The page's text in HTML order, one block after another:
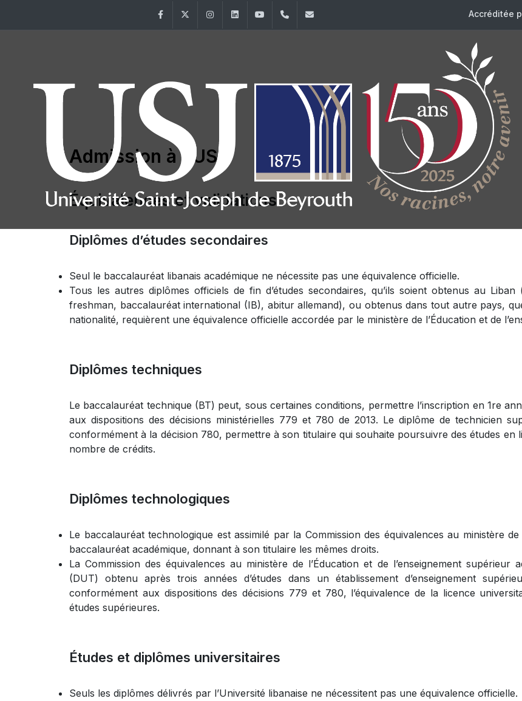
FacebookTwitter InstagramLinkedInYouTube+961 (1) 421 000 Accréditée
Admission à l'USJ
Équivalences et validations
Diplômes d’études secondaires
Seul le baccalauréat libanais académique ne nécessite pas une équivalence officielle.
Tous les autres diplômes officiels de fin d’études secondaires, qu’ils soient obtenus au
freshman, baccalauréat international (IB), abitur allemand), ou obtenus dans tout autre pays,
nationalité, requièrent une équivalence officielle accordée par le ministère de l’Éducation et de
Diplômes techniques
Le baccalauréat technique (BT) peut, sous certaines conditions, permettre l’inscription en 1re
aux dispositions des décisions ministérielles 779 et 780 de 2013. Le diplôme de technicien
conformément à la décision 780, permettre à son titulaire qui souhaite poursuivre des études en
nombre de crédits.
Diplômes technologiques
Le baccalauréat technologique est assimilé par la Commission des équivalences au ministère
baccalauréat académique, donnant à son titulaire les mêmes droits.
La Commission des équivalences au ministère de l’Éducation et de l’enseignement
(DUT) obtenu après trois années d’études dans un établissement d’enseignement
conformément aux dispositions des décisions 779 et 780, l’équivalence de la licence
études supérieures.
Études et diplômes universitaires
Seuls les diplômes délivrés par l’Université libanaise ne nécessitent pas une équivalence officielle.